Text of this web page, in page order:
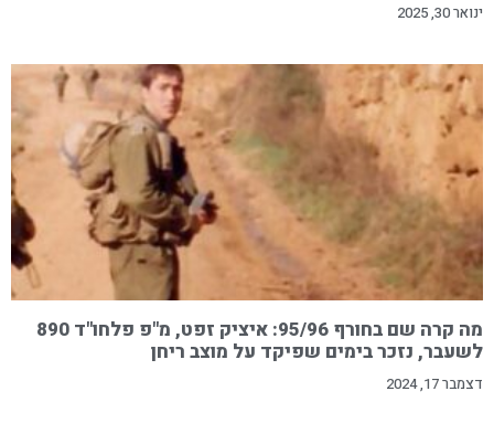
ינואר 30, 2025
מה קרה שם בחורף 95/96: איציק זפט, מ"פ פלחו"ד 890
לשעבר, נזכר בימים שפיקד על מוצב ריחן
דצמבר 17, 2024